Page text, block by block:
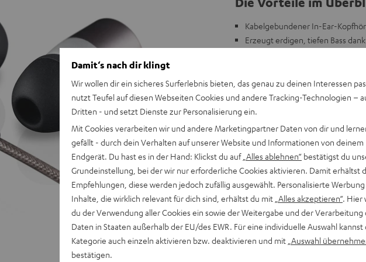
Kabelgebundener In-Ear-
Erzeugt erdigen, tiefen Bass
Mit Fernbedienung und
Gefertigt aus massivem
Optimale Passform dank
Transport-Case und
„Klare
12.11.2019
ALLE TESTBERICHTE
Damit‘s nach dir klingt
Wir wollen dir ein sicheres Surferlebnis bieten, das genau zu deinen Interessen
nutzt Teufel auf diesen Webseiten Cookies und andere Tracking-Technologien –
Dritten - und setzt Dienste zur Personalisierung ein.
Mit Cookies verarbeiten wir und andere Marketingpartner Daten von dir und
gefällt - durch dein Verhalten auf unserer Website und Informationen von deinem
Endgerät. Du hast es in der Hand: Klickst du auf „Alles ablehnen“ bestätigst du
Grundeinstellung, bei der wir nur erforderliche Cookies aktivieren. Damit erhältst
Empfehlungen, diese werden jedoch zufällig ausgewählt. Personalisierte
Inhalte, die wirklich relevant für dich sind, erhältst du mit „Alles akzeptieren“. Hier
du der Verwendung aller Cookies ein sowie der Weitergabe und der Verarbeitung
Daten in Staaten außerhalb der EU/des EWR. Für eine individuelle Auswahl kannst
Kategorie auch einzeln aktivieren bzw. deaktivieren und mit „Auswahl
bestätigen.